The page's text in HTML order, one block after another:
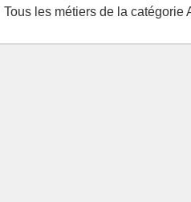
Tous les métiers de la catégorie